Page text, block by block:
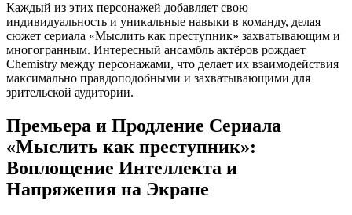
Каждый из этих персонажей добавляет свою
индивидуальность и уникальные навыки в команду, делая
сюжет сериала «Мыслить как преступник» захватывающим и
многогранным. Интересный ансамбль актёров рождает
Chemistry между персонажами, что делает их взаимодействия
максимально правдоподобными и захватывающими для
зрительской аудитории.
Премьера и Продление Сериала
«Мыслить как преступник»:
Воплощение Интеллекта и
Напряжения на Экране